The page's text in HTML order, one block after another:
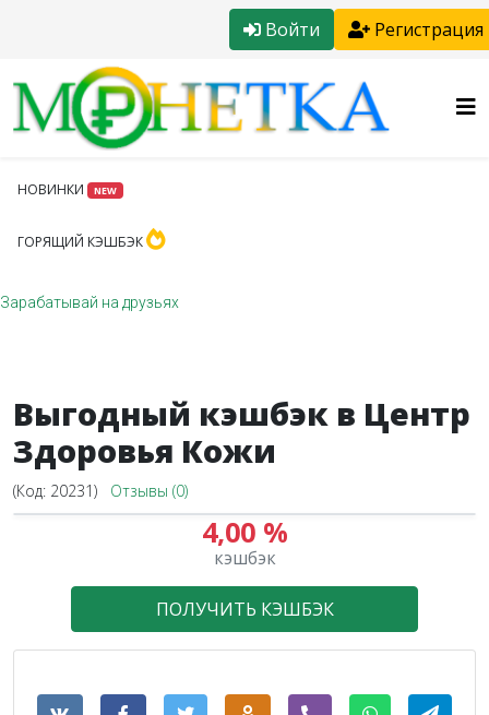
Войти Регистрация
НОВИНКИ NEW
ГОРЯЩИЙ КЭШБЭК
Зарабатывай на друзьях
Выгодный кэшбэк в Центр
Здоровья Кожи
(Код: 20231) Отзывы (0)
4,00 %
кэшбэк
ПОЛУЧИТЬ КЭШБЭК